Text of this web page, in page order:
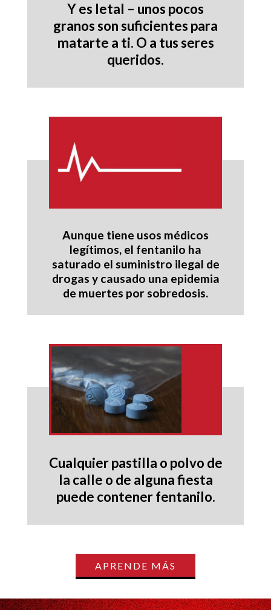
Y es letal – unos pocos
granos son suficientes para
matarte a ti. O a tus seres
queridos.
Aunque tiene usos médicos
legítimos, el fentanilo ha
saturado el suministro ilegal de
drogas y causado una epidemia
de muertes por sobredosis.
Cualquier pastilla o polvo de
la calle o de alguna fiesta
puede contener fentanilo.
APRENDE MÁS